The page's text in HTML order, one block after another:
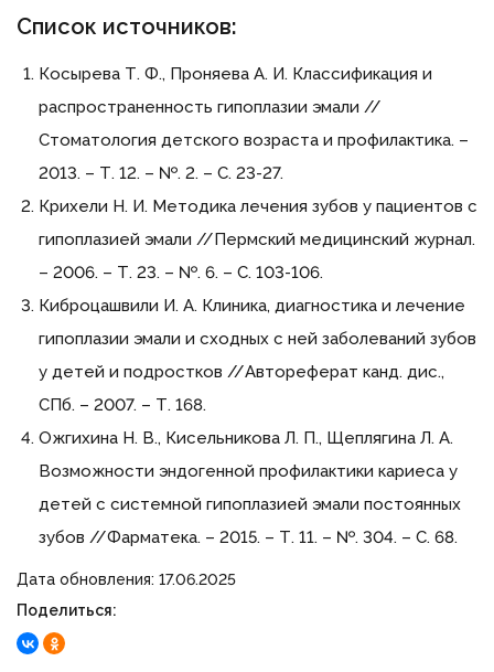
Список источников:
Косырева Т. Ф., Проняева А. И. Классификация и
распространенность гипоплазии эмали //
Стоматология детского возраста и профилактика. –
2013. – Т. 12. – №. 2. – С. 23-27.
Крихели Н. И. Методика лечения зубов у пациентов с
гипоплазией эмали //Пермский медицинский журнал.
– 2006. – Т. 23. – №. 6. – С. 103-106.
Киброцашвили И. А. Клиника, диагностика и лечение
гипоплазии эмали и сходных с ней заболеваний зубов
у детей и подростков //Автореферат канд. дис.,
СПб. – 2007. – Т. 168.
Ожгихина Н. В., Кисельникова Л. П., Щеплягина Л. А.
Возможности эндогенной профилактики кариеса у
детей с системной гипоплазией эмали постоянных
зубов //Фарматека. – 2015. – Т. 11. – №. 304. – С. 68.
Дата обновления: 17.06.2025
Поделиться: